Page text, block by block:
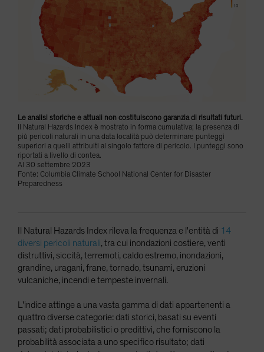
Le analisi storiche e attuali non costituiscono garanzia di risultati futuri.
Il Natural Hazards Index è mostrato in forma cumulativa; la presenza di
più pericoli naturali in una data località può determinare punteggi
superiori a quelli attribuiti al singolo fattore di pericolo. I punteggi sono
riportati a livello di contea.
Al 30 settembre 2023
Fonte: Columbia Climate School National Center for Disaster
Preparedness
Il Natural Hazards Index rileva la frequenza e l'entità di 14
diversi pericoli naturali, tra cui inondazioni costiere, venti
distruttivi, siccità, terremoti, caldo estremo, inondazioni,
grandine, uragani, frane, tornado, tsunami, eruzioni
vulcaniche, incendi e tempeste invernali.
L'indice attinge a una vasta gamma di dati appartenenti a
quattro diverse categorie: dati storici, basati su eventi
passati; dati probabilistici o predittivi, che forniscono la
probabilità associata a uno specifico risultato; dati